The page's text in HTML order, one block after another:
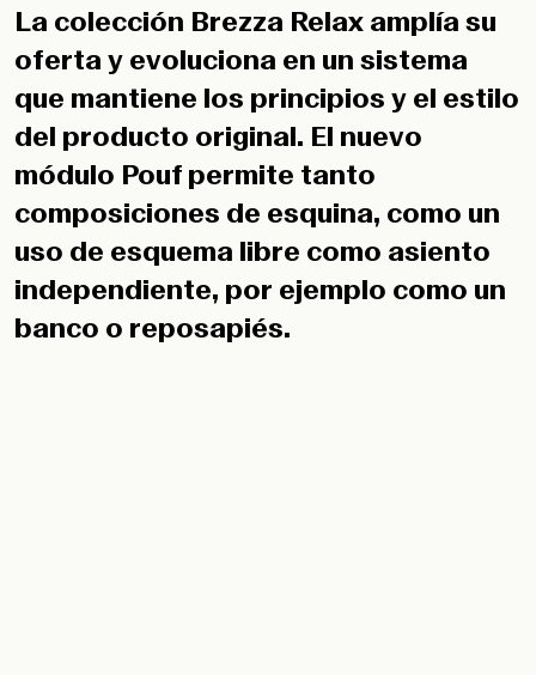
La colección Brezza Relax amplía su
oferta y evoluciona en un sistema
que mantiene los principios y el estilo
del producto original. El nuevo
módulo Pouf permite tanto
composiciones de esquina, como un
uso de esquema libre como asiento
independiente, por ejemplo como un
banco o reposapiés.